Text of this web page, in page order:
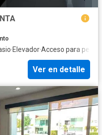
·Elevador·Acceso para
Ver en detalle